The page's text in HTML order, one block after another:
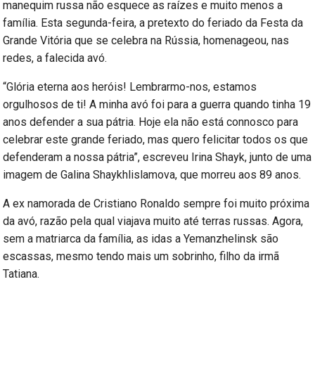
manequim russa não esquece as raízes e muito menos a
família. Esta segunda-feira, a pretexto do feriado da Festa da
Grande Vitória que se celebra na Rússia, homenageou, nas
redes, a falecida avó.
“Glória eterna aos heróis! Lembrarmo-nos, estamos
orgulhosos de ti! A minha avó foi para a guerra quando tinha 19
anos defender a sua pátria. Hoje ela não está connosco para
celebrar este grande feriado, mas quero felicitar todos os que
defenderam a nossa pátria”, escreveu Irina Shayk, junto de uma
imagem de Galina Shaykhlislamova, que morreu aos 89 anos.
A ex namorada de Cristiano Ronaldo sempre foi muito próxima
da avó, razão pela qual viajava muito até terras russas. Agora,
sem a matriarca da família, as idas a Yemanzhelinsk são
escassas, mesmo tendo mais um sobrinho, filho da irmã
Tatiana.